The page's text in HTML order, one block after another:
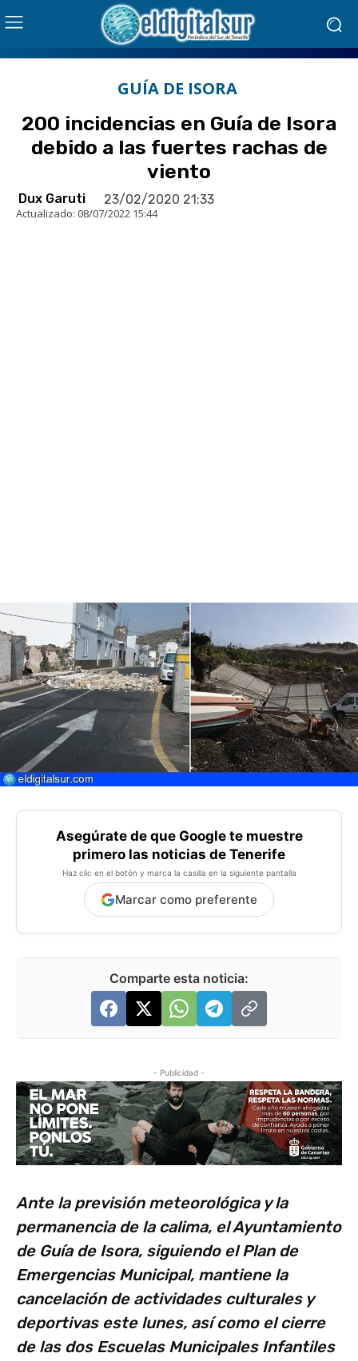
GUÍA DE ISORA
200 incidencias en Guía de Isora
debido a las fuertes rachas de
viento
Dux Garuti 23/02/2020 21:33
Actualizado: 08/07/2022 15:44
Asegúrate de que Google te muestre
primero las noticias de Tenerife
Haz clic en el botón y marca la casilla en la siguiente pantalla
Marcar como preferente
Comparte esta noticia:
- Publicidad -
Ante la previsión meteorológica y la
permanencia de la calima, el Ayuntamiento
de Guía de Isora, siguiendo el Plan de
Emergencias Municipal, mantiene la
cancelación de actividades culturales y
deportivas este lunes, así como el cierre
de las dos Escuelas Municipales Infantiles